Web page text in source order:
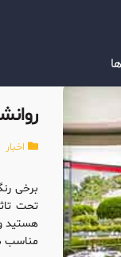
اخبار
برخی
تحت
هستید
مناسب